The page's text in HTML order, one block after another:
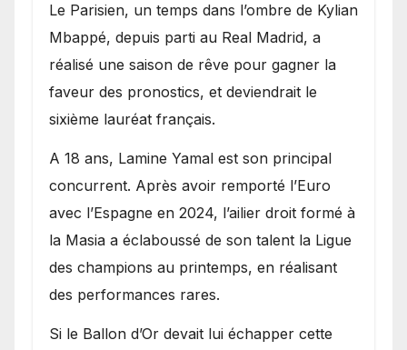
Le Parisien, un temps dans l’ombre de Kylian
Mbappé, depuis parti au Real Madrid, a
réalisé une saison de rêve pour gagner la
faveur des pronostics, et deviendrait le
sixième lauréat français.
A 18 ans, Lamine Yamal est son principal
concurrent. Après avoir remporté l’Euro
avec l’Espagne en 2024, l’ailier droit formé à
la Masia a éclaboussé de son talent la Ligue
des champions au printemps, en réalisant
des performances rares.
Si le Ballon d’Or devait lui échapper cette